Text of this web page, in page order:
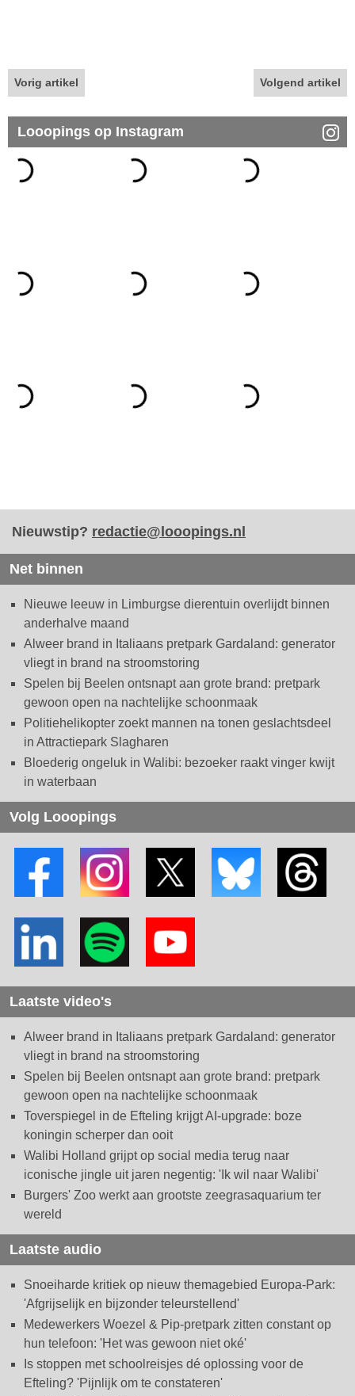
Vorig artikel Volgend artikel
Looopings op Instagram
Nieuwstip? redactie@looopings.nl
Net binnen
Nieuwe leeuw in Limburgse dierentuin overlijdt binnen
anderhalve maand
Alweer brand in Italiaans pretpark Gardaland: generator
vliegt in brand na stroomstoring
Spelen bij Beelen ontsnapt aan grote brand: pretpark
gewoon open na nachtelijke schoonmaak
Politiehelikopter zoekt mannen na tonen geslachtsdeel
in Attractiepark Slagharen
Bloederig ongeluk in Walibi: bezoeker raakt vinger kwijt
in waterbaan
Volg Looopings
Laatste video's
Alweer brand in Italiaans pretpark Gardaland: generator
vliegt in brand na stroomstoring
Spelen bij Beelen ontsnapt aan grote brand: pretpark
gewoon open na nachtelijke schoonmaak
Toverspiegel in de Efteling krijgt AI-upgrade: boze
koningin scherper dan ooit
Walibi Holland grijpt op social media terug naar
iconische jingle uit jaren negentig: 'Ik wil naar Walibi'
Burgers' Zoo werkt aan grootste zeegrasaquarium ter
wereld
Laatste audio
Snoeiharde kritiek op nieuw themagebied Europa-Park:
'Afgrijselijk en bijzonder teleurstellend'
Medewerkers Woezel & Pip-pretpark zitten constant op
hun telefoon: 'Het was gewoon niet oké'
Is stoppen met schoolreisjes dé oplossing voor de
Efteling? 'Pijnlijk om te constateren'